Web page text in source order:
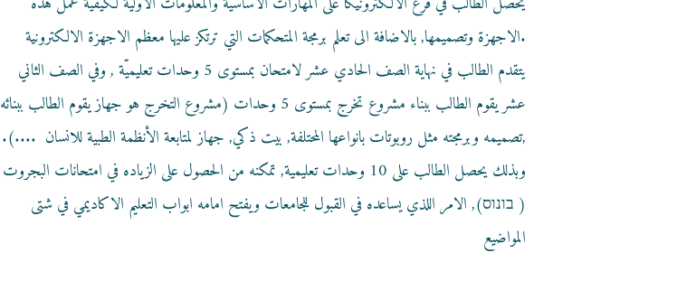
الاجهزة وتصميمها, بالاضافة الى تعلم برمجة المتحكمات التي ترتكز عليها معظم الاجهزة الالكترونية.
يتقدم الطالب في نهاية الصف الحادي عشر لامتحان بمستوى 5 وحدات تعليميّة , وفي الصف الثاني
عشر يقوم الطالب ببناء مشروع تخرج بمستوى 5 وحدات (مشروع التخرج هو جهاز يقوم الطالب ببنائه
,تصميمه وبرمجته مثل روبوتات بانواعها المحتلفة, بيت ذكي, جهاز لمتابعة الأنظمة الطبية للانسان ....).
وبذلك يحصل الطالب على 10 وحدات تعليمية, تمكنه من الحصول على الزياده في امتحانات البجروت
( בונוס), الامر اللذي يساعده في القبول للجامعات ويفتح امامه ابواب التعليم الاكاديمي في شتى
المواضيع